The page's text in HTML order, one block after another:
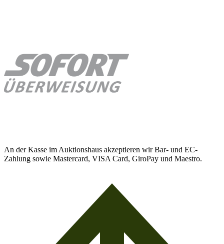
An der Kasse im Auktionshaus akzeptieren wir Bar- und EC-
Zahlung sowie Mastercard, VISA Card, GiroPay und Maestro.